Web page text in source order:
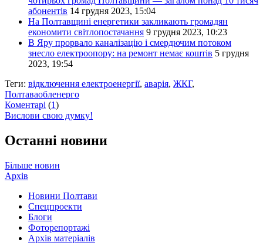
абонентів 14 грудня 2023, 15:04
На Полтавщині енергетики закликають громадян
економити світлопостачання 9 грудня 2023, 10:23
В Яру прорвало каналізацію і смердючим потоком
знесло електроопору: на ремонт немає коштів 5 грудня
2023, 19:54
Теги: відключення електроенергії, аварія, ЖКГ,
Полтаваобленерго
Коментарі (1)
Вислови свою думку!
Останні новини
Більше новин
Архів
Новини Полтави
Спецпроекти
Блоги
Фоторепортажі
Архів матеріалів